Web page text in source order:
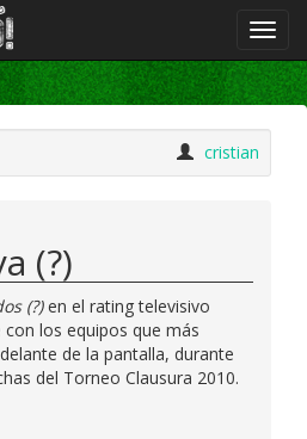
cristian
(?)
(?)en el rating televisivo
los equipos que más
de la pantalla, durante
del Torneo Clausura 2010.